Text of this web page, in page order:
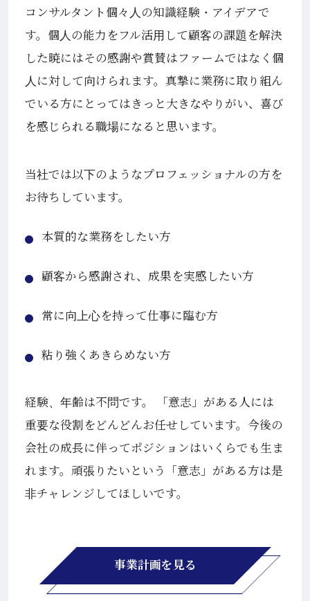
コンサルタント個々人の知識経験・アイデアで
す。個人の能力をフル活用して顧客の課題を解決
した暁にはその感謝や賞賛はファームではなく個
人に対して向けられます。真摯に業務に取り組ん
でいる方にとってはきっと大きなやりがい、喜び
を感じられる職場になると思います。
当社では以下のようなプロフェッショナルの方を
お待ちしています。
本質的な業務をしたい方
顧客から感謝され、成果を実感したい方
常に向上心を持って仕事に臨む方
粘り強くあきらめない方
経験、年齢は不問です。 「意志」がある人には
重要な役割をどんどんお任せしています。今後の
会社の成長に伴ってポジションはいくらでも生ま
れます。頑張りたいという「意志」がある方は是
非チャレンジしてほしいです。
事業計画を見る